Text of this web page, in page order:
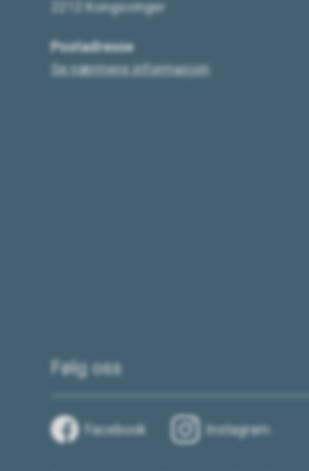
2212 Kongsvinger
Postadresse
Se nærmere informasjon
Følg oss
Facebook Instagram